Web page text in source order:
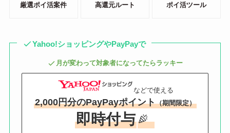
厳選ポイ活案件 高還元ルート ポイ活ツール
Yahoo!ショッピングやPayPayで
月が変わって対象者になってたらラッキー
などで使える
2,000円分のPayPayポイント（期間限定）
即時付与